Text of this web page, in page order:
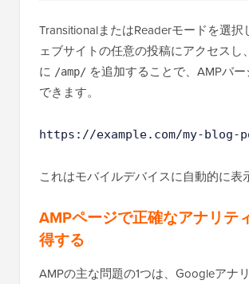
TransitionalまたはReaderモードを選択
ェブサイトの任意の投稿にアクセスし
に /amp/ を追加することで、AMPバ
できます。
https://example.com/my-blog-
これはモバイルデバイスに自動的に表
AMPページで正確なアナリテ
得する
AMPの主な問題の1つは、Googleアナ